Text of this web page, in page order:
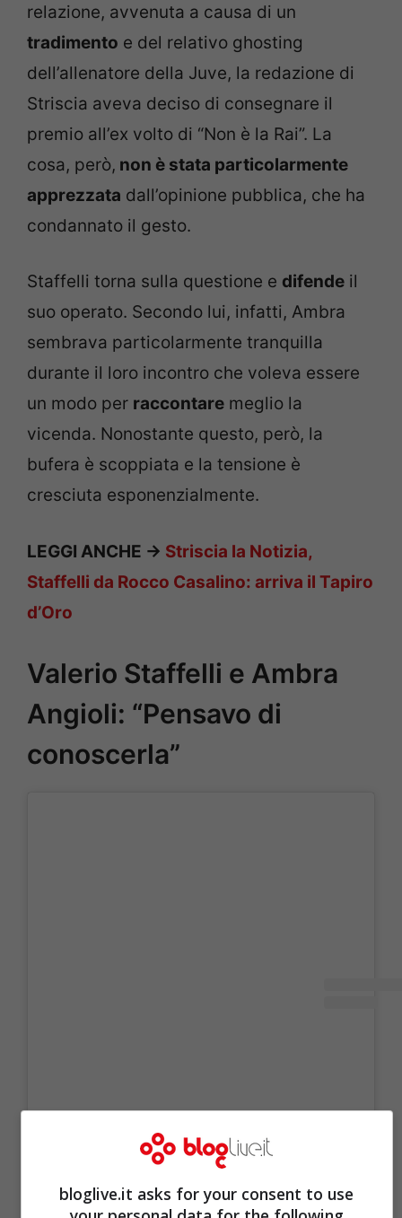
relazione, avvenuta a causa di un
tradimento e del relativo ghosting
dell’allenatore della Juve, la redazione di
Striscia aveva deciso di consegnare il
premio all’ex volto di “Non è la Rai”. La
cosa, però, non è stata particolarmente
apprezzata dall’opinione pubblica, che ha
condannato il gesto.
Staffelli torna sulla questione e difende il
suo operato. Secondo lui, infatti, Ambra
sembrava particolarmente tranquilla
durante il loro incontro che voleva essere
un modo per raccontare meglio la
vicenda. Nonostante questo, però, la
bufera è scoppiata e la tensione è
cresciuta esponenzialmente.
LEGGI ANCHE -> Striscia la Notizia,
Staffelli da Rocco Casalino: arriva il Tapiro
d’Oro
Valerio Staffelli e Ambra
Angioli: “Pensavo di
conoscerla”
bloglive.it asks for your consent to use